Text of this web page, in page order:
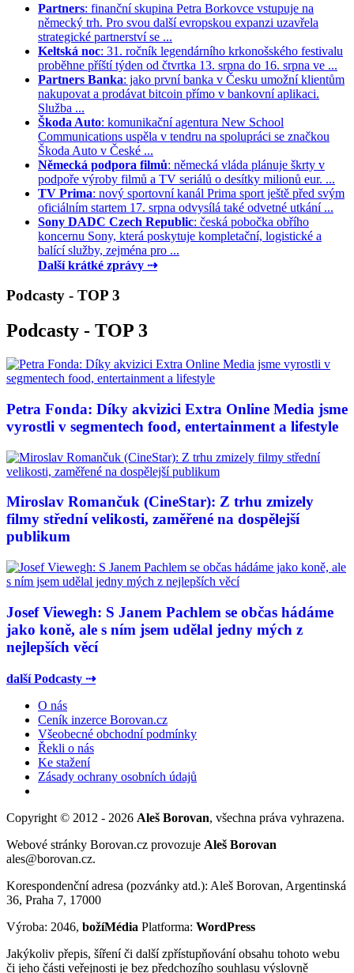
Partners: finanční skupina Petra Borkovce vstupuje na
německý trh. Pro svou další evropskou expanzi uzavřela
strategické partnerství se ...
Keltská noc: 31. ročník legendárního krkonošského festivalu
proběhne příští týden od čtvrtka 13. srpna do 16. srpna ve ...
Partners Banka: jako první banka v Česku umožní klientům
nakupovat a prodávat bitcoin přímo v bankovní aplikaci.
Služba ...
Škoda Auto: komunikační agentura New School
Communications uspěla v tendru na spolupráci se značkou
Škoda Auto v České ...
Německá podpora filmů: německá vláda plánuje škrty v
podpoře výroby filmů a TV seriálů o desítky milionů eur. ...
TV Prima: nový sportovní kanál Prima sport ještě před svým
oficiálním startem 17. srpna odvysílá také odvetné utkání ...
Sony DADC Czech Republic: česká pobočka obřího
koncernu Sony, která poskytuje kompletační, logistické a
balící služby, zejména pro ...
Další krátké zprávy ⇢
Podcasty - TOP 3
Podcasty - TOP 3
Petra Fonda: Díky akvizici Extra Online Media jsme
vyrostli v segmentech food, entertainment a lifestyle
Miroslav Romančuk (CineStar): Z trhu zmizely
filmy střední velikosti, zaměřené na dospělejší
publikum
Josef Viewegh: S Janem Pachlem se občas hádáme
jako koně, ale s ním jsem udělal jedny mých z
nejlepších věcí
další Podcasty ⇢
O nás
Ceník inzerce Borovan.cz
Všeobecné obchodní podmínky
Řekli o nás
Ke stažení
Zásady ochrany osobních údajů
Copyright © 2012 - 2026 Aleš Borovan, všechna práva vyhrazena.
Webové stránky Borovan.cz provozuje Aleš Borovan
ales@borovan.cz.
Korespondenční adresa (pozvánky atd.): Aleš Borovan, Argentinská
36, Praha 7, 17000
Výroba: 2046, božíMédia Platforma: WordPress
Jakýkoliv přepis, šíření či další zpřístupňování obsahu tohoto webu
či jeho části veřejnosti je bez předchozího souhlasu výslovně